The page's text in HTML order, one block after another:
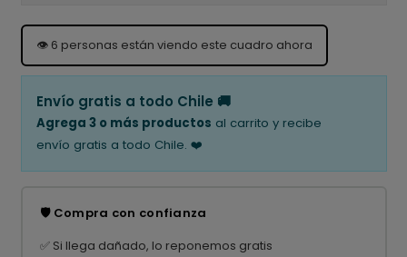
👁️ 6 personas están viendo este cuadro ahora
Envío gratis a todo Chile 🚚
Agrega 3 o más productos al carrito y recibe
envío gratis a todo Chile. ❤️
🛡️ Compra con confianza
✅ Si llega dañado, lo reponemos gratis